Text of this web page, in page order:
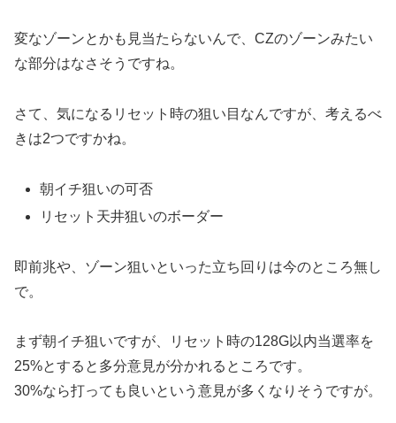
変なゾーンとかも見当たらないんで、CZのゾーンみたい
な部分はなさそうですね。
さて、気になるリセット時の狙い目なんですが、考えるべ
きは2つですかね。
朝イチ狙いの可否
リセット天井狙いのボーダー
即前兆や、ゾーン狙いといった立ち回りは今のところ無し
で。
まず朝イチ狙いですが、リセット時の128G以内当選率を
25%とすると多分意見が分かれるところです。
30%なら打っても良いという意見が多くなりそうですが。